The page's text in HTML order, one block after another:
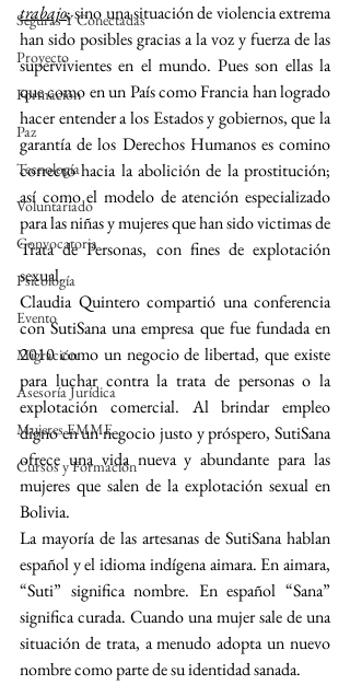
Seguras Y Conectadas
Proyecto
Formacion
Paz
Tecnología
Voluntariado
Convocatoria
Psicología
Evento
Migración
Asesoría Jurídica
Mujeres EMME
Cursos y Formación
trabajo; sino una situación de violencia extrema
han sido posibles gracias a la voz y fuerza de las
supervivientes en el mundo. Pues son ellas la
que como en un País como Francia han logrado
hacer entender a los Estados y gobiernos, que la
garantía de los Derechos Humanos es comino
correcto hacia la abolición de la prostitución;
así como el modelo de atención especializado
para las niñas y mujeres que han sido victimas de
Trata de Personas, con fines de explotación
sexual.
Claudia Quintero compartió una conferencia
con SutiSana una empresa que fue fundada en
2010 como un negocio de libertad, que existe
para luchar contra la trata de personas o la
explotación comercial. Al brindar empleo
digno en un negocio justo y próspero, SutiSana
ofrece una vida nueva y abundante para las
mujeres que salen de la explotación sexual en
Bolivia.
La mayoría de las artesanas de SutiSana hablan
español y el idioma indígena aimara. En aimara,
“Suti” significa nombre. En español “Sana”
significa curada. Cuando una mujer sale de una
situación de trata, a menudo adopta un nuevo
nombre como parte de su identidad sanada.